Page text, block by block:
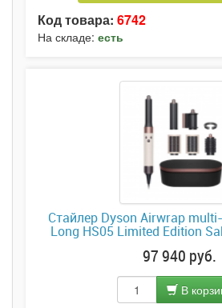
Код товара: 6742
На складе: есть
Стайлер Dyson Airwrap
Long HS05 Limited Edition
97 940 руб.
В